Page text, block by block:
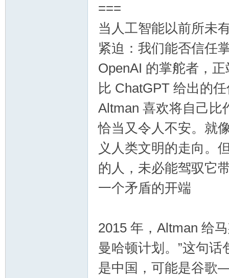
===
当人工智能以前所未
紧迫：我们能否信任
OpenAI 的掌舵者，
比 ChatGPT 给出的
Altman 喜欢将自己比
恰当又令人不安。就
义人类文明的走向。
的人，未必能驾驭它
一个矛盾的开端
2015 年，Altman 给
曼哈顿计划。”这句
是中国，可能是谷歌